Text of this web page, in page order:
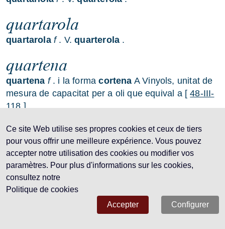
quartarola
quartarola f. V.quarterola .
quartena
quartena f. i la formacortena A Vinyols, unitat de
mesura de capacitat per a oli que equival a [48-III-
118].
quarter
quarter m. i les formes cortéicorter.
|1quarter V. tb.càntirCom a unitat de mesura de
capacitat per a líquids, a excepció de per a l'oli, que
figura a l'accepció 2 d'aquest article [
] Mesura de líquids, especialment de
Ce site Web utilise ses propres cookies et ceux de tiers
pour vous offrir une meilleure expérience. Vous pouvez
accepter notre utilisation des cookies ou modifier vos
paramètres. Pour plus d'informations sur les cookies,
consultez notre
Politique de cookies
Configurer
Accepter